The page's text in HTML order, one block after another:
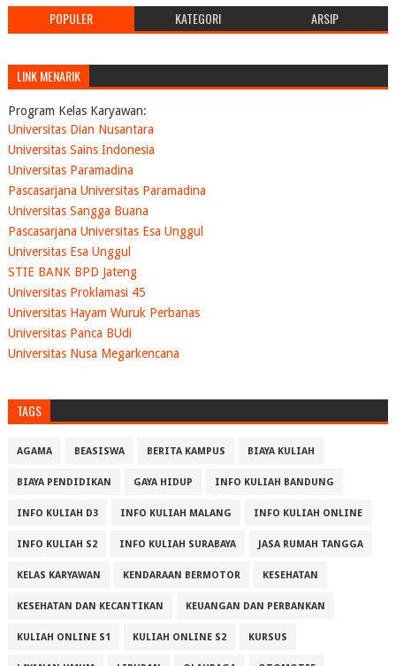
POPULER KATEGORI ARSIP
LINK MENARIK
Program Kelas Karyawan:
Universitas Dian Nusantara
Universitas Sains Indonesia
Universitas Paramadina
Pascasarjana Universitas Paramadina
Universitas Sangga Buana
Pascasarjana Universitas Esa Unggul
Universitas Esa Unggul
STIE BANK BPD Jateng
Universitas Proklamasi 45
Universitas Hayam Wuruk Perbanas
Universitas Panca BUdi
Universitas Nusa Megarkencana
TAGS
AGAMA BEASISWA BERITA KAMPUS BIAYA KULIAH
BIAYA PENDIDIKAN GAYA HIDUP INFO KULIAH BANDUNG
INFO KULIAH D3 INFO KULIAH MALANG INFO KULIAH ONLINE
INFO KULIAH S2 INFO KULIAH SURABAYA JASA RUMAH TANGGA
KELAS KARYAWAN KENDARAAN BERMOTOR KESEHATAN
KESEHATAN DAN KECANTIKAN KEUANGAN DAN PERBANKAN
KULIAH ONLINE S1 KULIAH ONLINE S2 KURSUS